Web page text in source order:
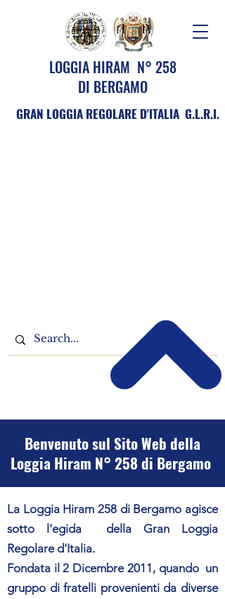
LOGGIA HIRAM N° 258
DI BERGAMO
GRAN LOGGIA REGOLARE D'ITALIA G.L.R.I.
Benvenuto sul Sito Web della
Loggia Hiram N° 258 di Bergamo
La Loggia Hiram 258 di Bergamo agisce
sotto l'egida della Gran Loggia
Regolare d'Italia.
Fondata il 2 Dicembre 2011, quando un
gruppo di fratelli provenienti da diverse